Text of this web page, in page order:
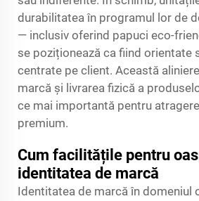
durabilitatea în programul lor de
— inclusiv oferind papuci eco-
se poziționează ca fiind orientate
centrate pe client. Această
marcă și livrarea fizică a
ce mai importantă pentru
premium.
Cum facilitățile pentru
identitatea de marcă
Identitatea de marcă în domeniul